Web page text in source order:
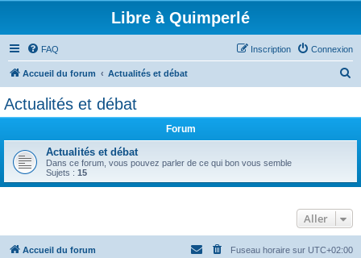
Libre à Quimperlé
FAQ Connexion
Inscription
Accueil du forum Actualités et débat
c
e
r
Actualités et débat
Forum
Actualités et débat
Dans ce forum, vous pouvez parler de ce qui bon vous semble
Sujets : 15
Aller
Accueil du forum Fuseau horaire sur UTC+02:00